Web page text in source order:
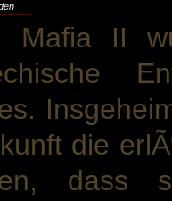
Mafia II
die
dass